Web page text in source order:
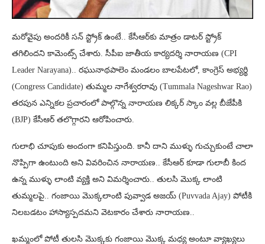
మరోవైపు అందరికీ సన్‌ స్ట్రోక్ ఉంటే.. కేసీఆర్‌కు మాత్రం డాటర్ స్ట్రోక్
తగిలిందని కామెంట్స్ చేశారు. సీపీఐ జాతీయ కార్యదర్శి నారాయణ (CPI
Leader Narayana).. రఘునాథపాలెం మండలం బాలపేటలో, కాంగ్రెస్‌ అభ్యర్థి
(Congress Candidate) తుమ్మల నాగేశ్వరరావు (Tummala Nageshwar Rao)
తరపున ఎన్నికల ప్రచారంలో పాల్గొన్న నారాయణ లిక్కర్ స్కాం వల్ల బీజేపీకి
(BJP) కేసీఆర్ తలొగ్గారని ఆరోపించారు.
గులాభి చూపుకు అందంగా కనిపిస్తుంది. కానీ దాని ముళ్ళు గుచ్చుకుంటే చాలా
నొప్పిగా ఉంటుంది అని వివరించిన నారాయణ.. కేసీఆర్ కూడా గులాబీ కింద
ఉన్న ముళ్ళు లాంటి వ్యక్తి అని విమర్శించారు.. తులసి మొక్క లాంటి
తుమ్మలపై.. గంజాయి మొక్కలాంటి పువ్వాడ అజయ్ (Puvvada Ajay) పోటీకి
నిలబడటం హాస్యాస్పదమని వెటకారం చేశారు నారాయణ..
ఖమ్మంలో పోటీ తులసి మొక్కకు గంజాయి మొక్క మధ్య అంటూ వ్యాఖ్యలు